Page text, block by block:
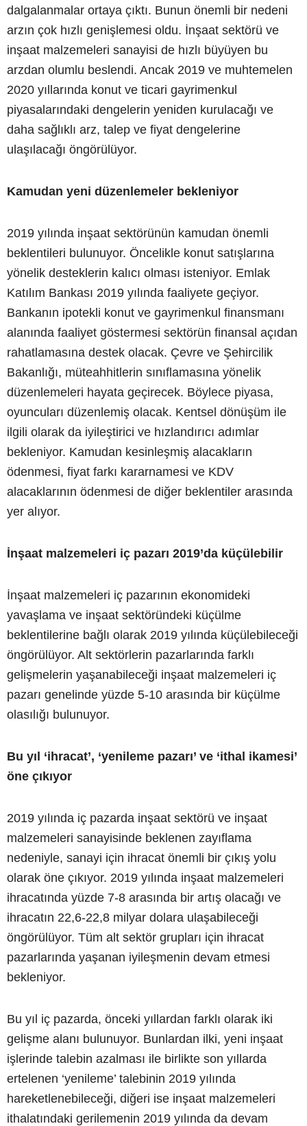
dalgalanmalar ortaya çıktı. Bunun önemli bir nedeni
arzın çok hızlı genişlemesi oldu. İnşaat sektörü ve
inşaat malzemeleri sanayisi de hızlı büyüyen bu
arzdan olumlu beslendi. Ancak 2019 ve muhtemelen
2020 yıllarında konut ve ticari gayrimenkul
piyasalarındaki dengelerin yeniden kurulacağı ve
daha sağlıklı arz, talep ve fiyat dengelerine
ulaşılacağı öngörülüyor.
Kamudan yeni düzenlemeler bekleniyor
2019 yılında inşaat sektörünün kamudan önemli
beklentileri bulunuyor. Öncelikle konut satışlarına
yönelik desteklerin kalıcı olması isteniyor. Emlak
Katılım Bankası 2019 yılında faaliyete geçiyor.
Bankanın ipotekli konut ve gayrimenkul finansmanı
alanında faaliyet göstermesi sektörün finansal açıdan
rahatlamasına destek olacak. Çevre ve Şehircilik
Bakanlığı, müteahhitlerin sınıflamasına yönelik
düzenlemeleri hayata geçirecek. Böylece piyasa,
oyuncuları düzenlemiş olacak. Kentsel dönüşüm ile
ilgili olarak da iyileştirici ve hızlandırıcı adımlar
bekleniyor. Kamudan kesinleşmiş alacakların
ödenmesi, fiyat farkı kararnamesi ve KDV
alacaklarının ödenmesi de diğer beklentiler arasında
yer alıyor.
İnşaat malzemeleri iç pazarı 2019’da küçülebilir
İnşaat malzemeleri iç pazarının ekonomideki
yavaşlama ve inşaat sektöründeki küçülme
beklentilerine bağlı olarak 2019 yılında küçülebileceği
öngörülüyor. Alt sektörlerin pazarlarında farklı
gelişmelerin yaşanabileceği inşaat malzemeleri iç
pazarı genelinde yüzde 5-10 arasında bir küçülme
olasılığı bulunuyor.
Bu yıl ‘ihracat’, ‘yenileme pazarı’ ve ‘ithal ikamesi’
öne çıkıyor
2019 yılında iç pazarda inşaat sektörü ve inşaat
malzemeleri sanayisinde beklenen zayıflama
nedeniyle, sanayi için ihracat önemli bir çıkış yolu
olarak öne çıkıyor. 2019 yılında inşaat malzemeleri
ihracatında yüzde 7-8 arasında bir artış olacağı ve
ihracatın 22,6-22,8 milyar dolara ulaşabileceği
öngörülüyor. Tüm alt sektör grupları için ihracat
pazarlarında yaşanan iyileşmenin devam etmesi
bekleniyor.
Bu yıl iç pazarda, önceki yıllardan farklı olarak iki
gelişme alanı bulunuyor. Bunlardan ilki, yeni inşaat
işlerinde talebin azalması ile birlikte son yıllarda
ertelenen ‘yenileme’ talebinin 2019 yılında
hareketlenebileceği, diğeri ise inşaat malzemeleri
ithalatındaki gerilemenin 2019 yılında da devam